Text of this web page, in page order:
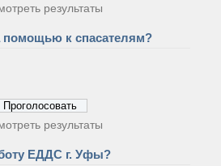
результаты
к спасателям?
результаты
ЕДДС г. Уфы?